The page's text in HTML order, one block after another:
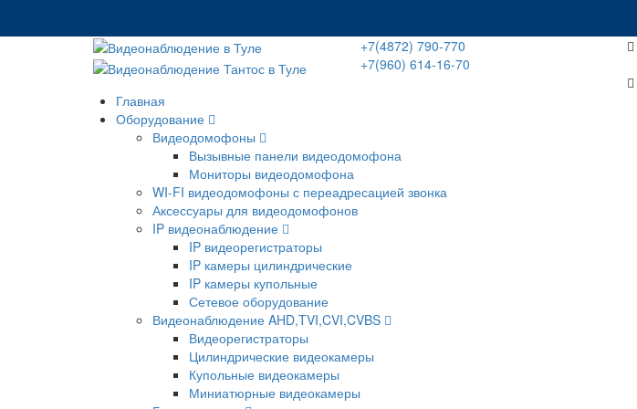
+7(4872) 790-770
+7(960) 614-16-70
Главная
Оборудование
Видеодомофоны
Вызывные панели видеодомофона
Мониторы видеодомофона
WI-FI видеодомофоны с переадресацией звонка
Аксессуары для видеодомофонов
IP видеонаблюдение
IP видеорегистраторы
IP камеры цилиндрические
IP камеры купольные
Сетевое оборудование
Видеонаблюдение AHD,TVI,CVI,CVBS
Видеорегистраторы
Цилиндрические видеокамеры
Купольные видеокамеры
Миниатюрные видеокамеры